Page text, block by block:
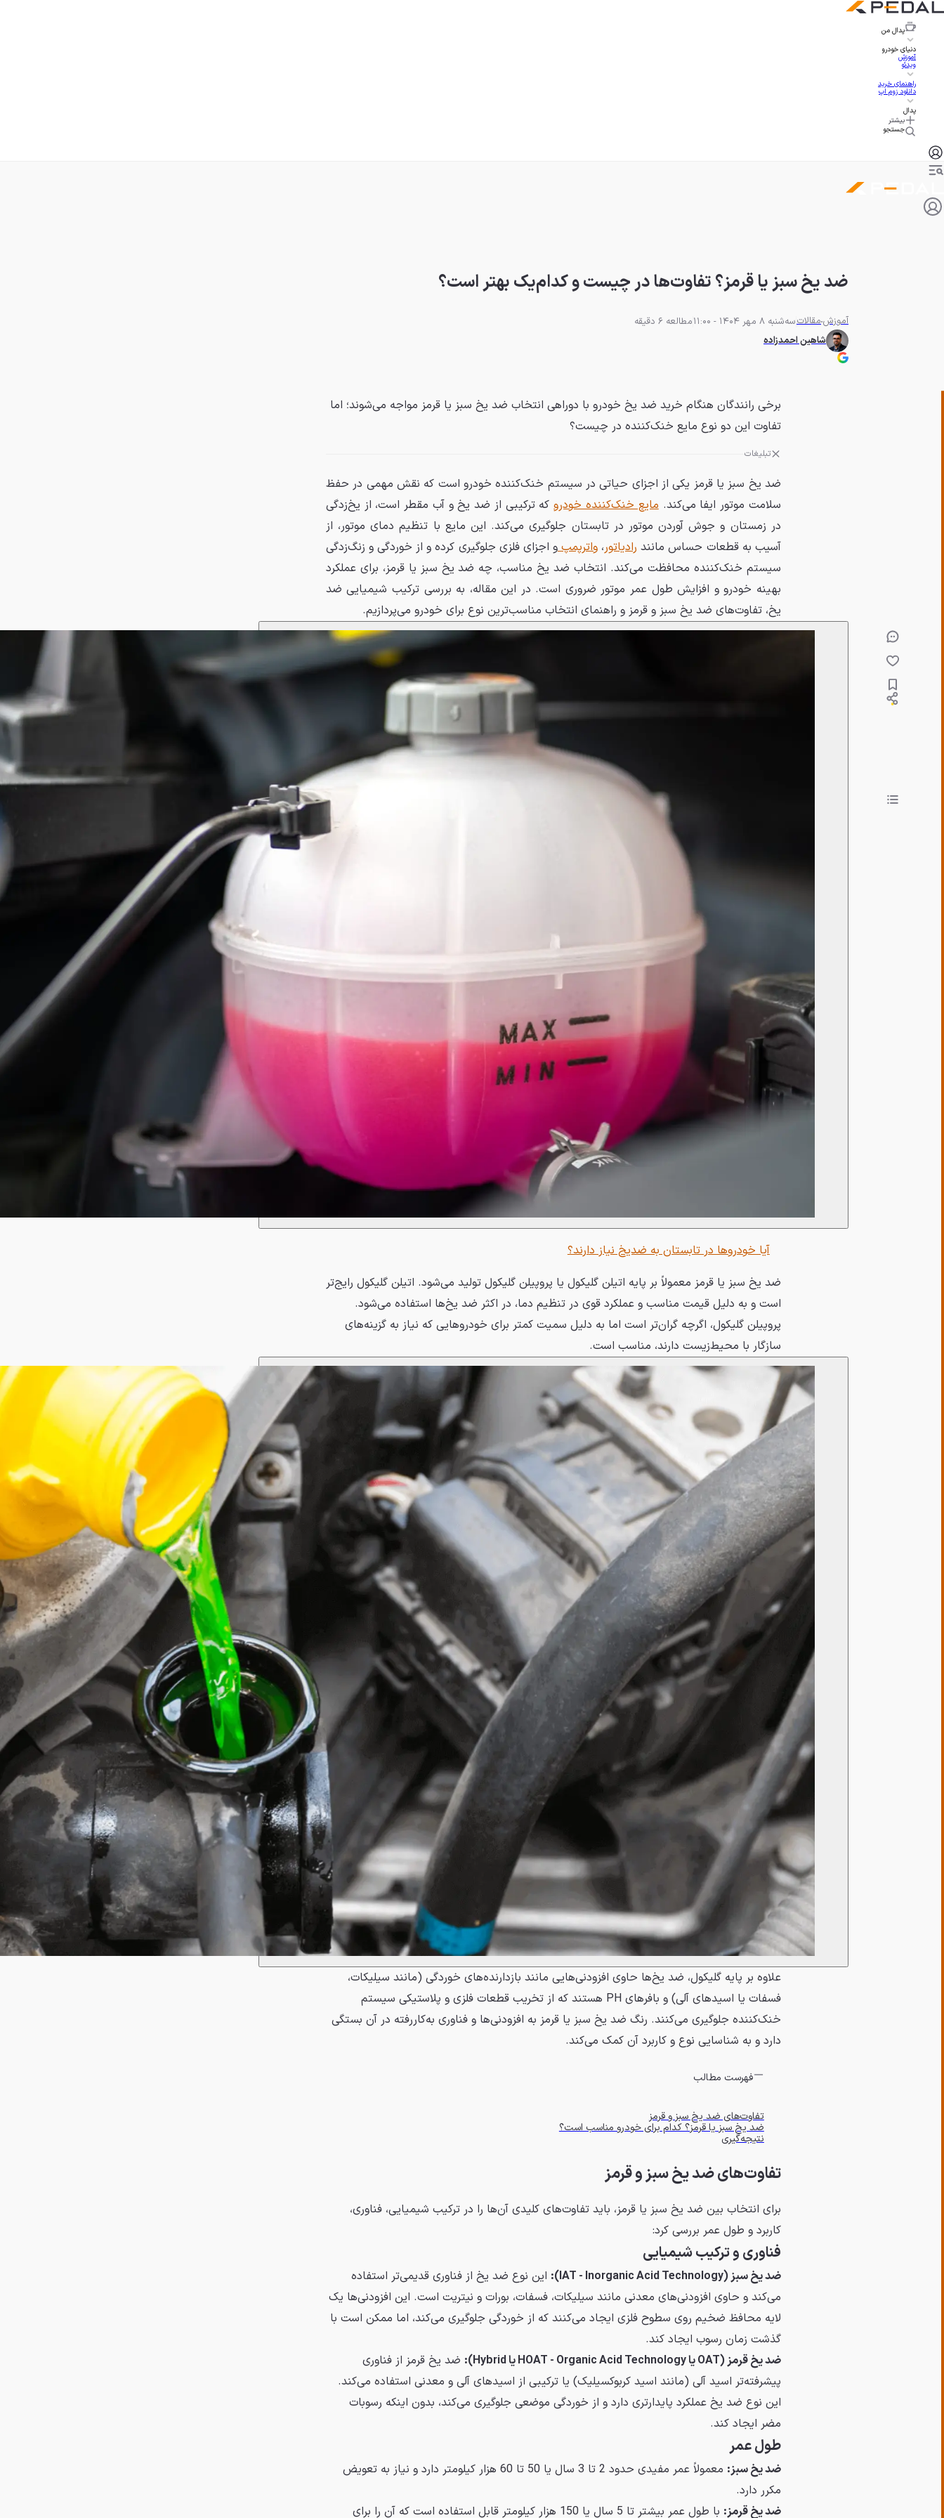
پدال من
دنیای خودرو
آموزش
ویدئو
راهنمای خرید
دانلود زوم اپ
پدال
بیشتر
جستجو
ضد یخ سبز یا قرمز؟ تفاوت‌ها در چیست و کدام‌یک بهتر است؟
آموزشمقالاتسه‌شنبه 8 مهر 1404 - 11:00
مطالعه 6 دقیقه
شاهین احمدزاده
برخی رانندگان هنگام خرید ضد یخ خودرو با دوراهی انتخاب ضد یخ سبز یا قرمز مواجه می‌شوند؛ اما
تفاوت این دو نوع مایع خنک‌کننده در چیست؟
تبلیغات
ضد یخ سبز یا قرمز یکی از اجزای حیاتی در سیستم خنک‌کننده خودرو است که نقش مهمی در حفظ
سلامت موتور ایفا می‌کند.مایع خنک‌کننده خودروکه ترکیبی از ضد یخ و آب مقطر است، از یخ‌زدگی
در زمستان و جوش آوردن موتور در تابستان جلوگیری می‌کند. این مایع با تنظیم دمای موتور، از
آسیب به قطعات حساس مانند رادیاتور، واترپمپو اجزای فلزی جلوگیری کرده و از خوردگی و زنگ‌زدگی
سیستم خنک‌کننده محافظت می‌کند. انتخاب ضد یخ مناسب، چه ضد یخ سبز یا قرمز، برای عملکرد
بهینه خودرو و افزایش طول عمر موتور ضروری است. در این مقاله، به بررسی ترکیب شیمیایی ضد
یخ، تفاوت‌های ضد یخ سبز و قرمز و راهنمای انتخاب مناسب‌ترین نوع برای خودرو می‌پردازیم.
آیا خودروها در تابستان به ضد‌یخ نیاز دارند؟
ضد یخ سبز یا قرمز معمولاً بر پایه اتیلن گلیکول یا پروپیلن گلیکول تولید می‌شود. اتیلن گلیکول رایج‌تر
است و به دلیل قیمت مناسب و عملکرد قوی در تنظیم دما، در اکثر ضد یخ‌ها استفاده می‌شود.
پروپیلن گلیکول، اگرچه گران‌تر است اما به دلیل سمیت کمتر برای خودروهایی که نیاز به گزینه‌های
سازگار با محیط‌زیست دارند، مناسب است.
علاوه بر پایه گلیکول، ضد یخ‌ها حاوی افزودنی‌هایی مانند بازدارنده‌های خوردگی (مانند سیلیکات،
فسفات یا اسیدهای آلی) و بافرهای PH هستند که از تخریب قطعات فلزی و پلاستیکی سیستم
خنک‌کننده جلوگیری می‌کنند. رنگ ضد یخ سبز یا قرمز به افزودنی‌ها و فناوری به‌کاررفته در آن بستگی
دارد و به شناسایی نوع و کاربرد آن کمک می‌کند.
فهرست مطالب
تفاوت‌های ضد یخ سبز و قرمز
ضد یخ سبز یا قرمز؟ کدام برای خودرو مناسب است؟
نتیجه‌گیری
تفاوت‌های ضد یخ سبز و قرمز
برای انتخاب بین ضد یخ سبز یا قرمز، باید تفاوت‌های کلیدی آن‌ها را در ترکیب شیمیایی، فناوری،
کاربرد و طول عمر بررسی کرد:
فناوری و ترکیب شیمیایی
ضد یخ سبز (IAT - Inorganic Acid Technology):
این نوع ضد یخ از فناوری قدیمی‌تر استفاده
می‌کند و حاوی افزودنی‌های معدنی مانند سیلیکات، فسفات، بورات و نیتریت است. این افزودنی‌ها یک
لایه محافظ ضخیم روی سطوح فلزی ایجاد می‌کنند که از خوردگی جلوگیری می‌کند، اما ممکن است با
گذشت زمان رسوب ایجاد کند.
ضد یخ قرمز (OAT یا HOAT - Organic Acid Technology یا Hybrid):
ضد یخ قرمز از فناوری
پیشرفته‌تر اسید آلی (مانند اسید کربوکسیلیک) یا ترکیبی از اسیدهای آلی و معدنی استفاده می‌کند.
این نوع ضد یخ عملکرد پایدارتری دارد و از خوردگی موضعی جلوگیری می‌کند، بدون اینکه رسوبات
مضر ایجاد کند.
طول عمر
ضد یخ سبز:
معمولاً عمر مفیدی حدود 2 تا 3 سال یا 50 تا 60 هزار کیلومتر دارد و نیاز به تعویض
مکرر دارد.
ضد یخ قرمز:
با طول عمر بیشتر تا 5 سال یا 150 هزار کیلومتر قابل استفاده است که آن را برای